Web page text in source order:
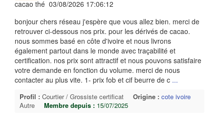
cacao thé 03/08/2026 17:06:12
bonjour chers réseau j'espère que vous allez bien. merci de
retrouver ci-dessous nos prix. pour les dérivés de cacao.
nous sommes basé en côte d'ivoire et nous livrons
également partout dans le monde avec traçabilité et
certification. nos prix sont attractif et nous pouvons satisfaire
votre demande en fonction du volume. merci de nous
contacter au plus vite. 1- prix fob et cif beurre de c ...
Profil : Courtier / Grossiste certificat Origine : cote ivoire
Autre
Membre depuis : 15/07/2025